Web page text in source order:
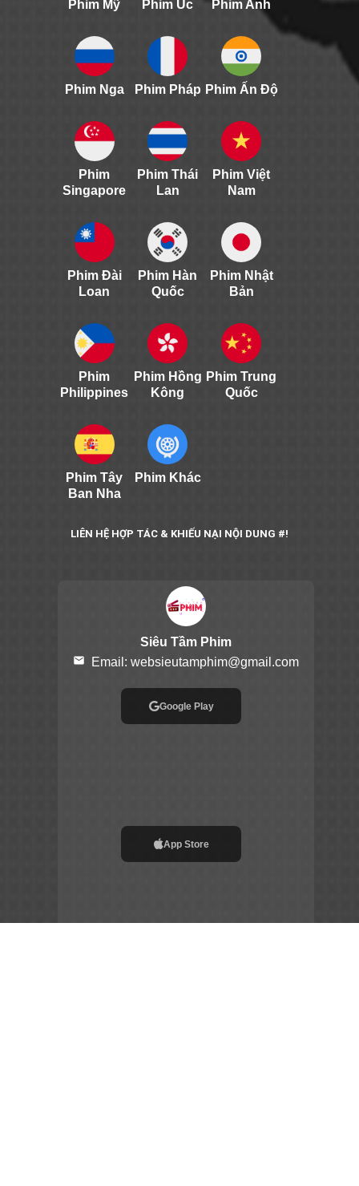
Phim Mỹ Phim Úc Phim Anh
Phim Nga Phim Pháp Phim Ấn Độ
Phim
Singapore
Phim Thái
Lan
Phim Việt
Nam
Phim Đài
Loan
Phim Hàn
Quốc
Phim Nhật
Bản
Phim
Philippines
Phim Hồng
Kông
Phim Trung
Quốc
Phim Tây
Ban Nha
Phim Khác
LIÊN HỆ HỢP TÁC & KHIẾU NẠI NỘI DUNG #!
Siêu Tầm Phim
email Email: websieutamphim@gmail.com
Google Play
App Store